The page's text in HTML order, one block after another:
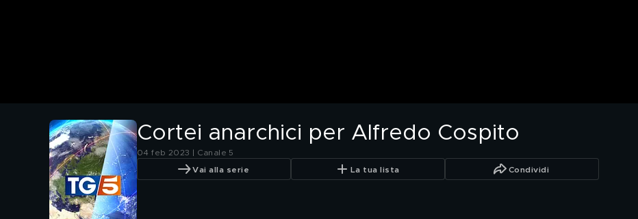
Cortei anarchici per Alfredo Cospito
04 feb 2023 | Canale 5
Vai alla serie La tua lista Condividi